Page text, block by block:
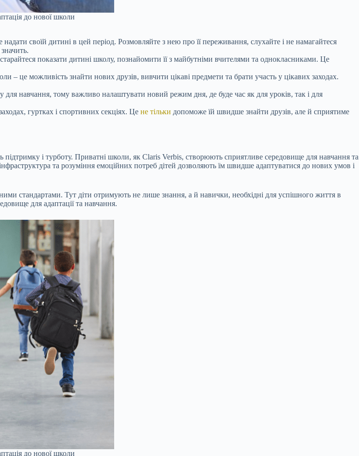
до нової школи
своїй дитині в цей період. Розмовляйте з нею про її переживання, слухайте і не намагайтеся
показати дитині школу, познайомити її з майбутніми вчителями та однокласниками. Це
– це можливість знайти нових друзів, вивчити цікаві предмети та брати участь у цікавих заходах.
навчання, тому важливо налаштувати новий режим дня, де буде час як для уроків, так і для
гуртках і спортивних секціях. Це не тільки допоможе їй швидше знайти друзів, але й сприятиме
і турботу. Приватні школи, як Claris Verbis, створюють сприятливе середовище для навчання та
та розуміння емоційних потреб дітей дозволяють їм швидше адаптуватися до нових умов і
стандартами. Тут діти отримують не лише знання, а й навички, необхідні для успішного життя в
для адаптації та навчання.
до нової школи